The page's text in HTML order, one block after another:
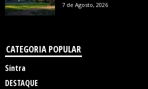
7 de Agosto, 2026
CATEGORIA POPULAR
Sintra
DESTAQUE